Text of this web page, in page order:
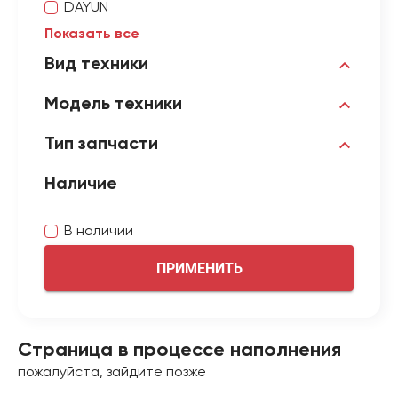
DAYUN
Показать все
Вид техники
Модель техники
Тип запчасти
Наличие
В наличии
ПРИМЕНИТЬ
Страница в процессе наполнения
пожалуйста, зайдите позже